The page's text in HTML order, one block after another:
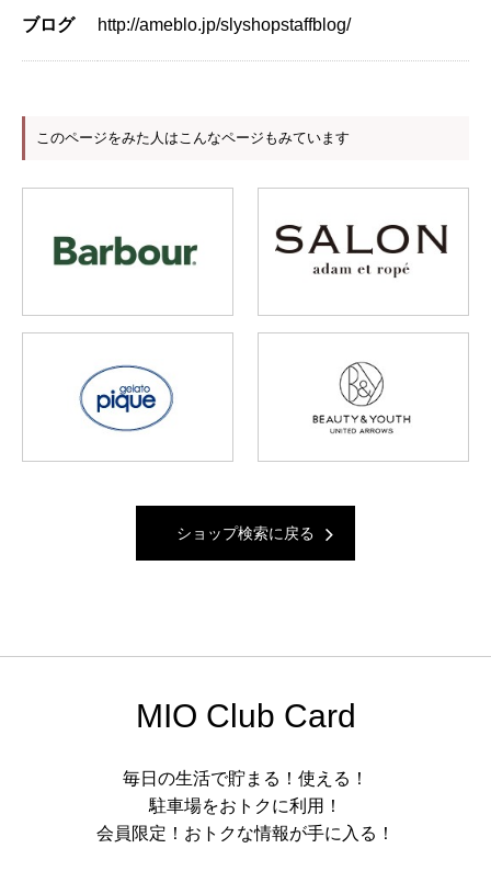
ブログ http://ameblo.jp/slyshopstaffblog/
このページをみた人はこんなページもみています
ショップ検索に戻る
MIO Club Card
毎日の生活で貯まる！使える！
駐車場をおトクに利用！
会員限定！おトクな情報が手に入る！